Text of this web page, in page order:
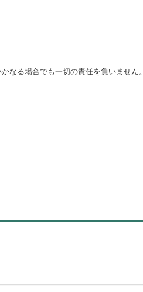
なる場合でも一切の責任を負いません。